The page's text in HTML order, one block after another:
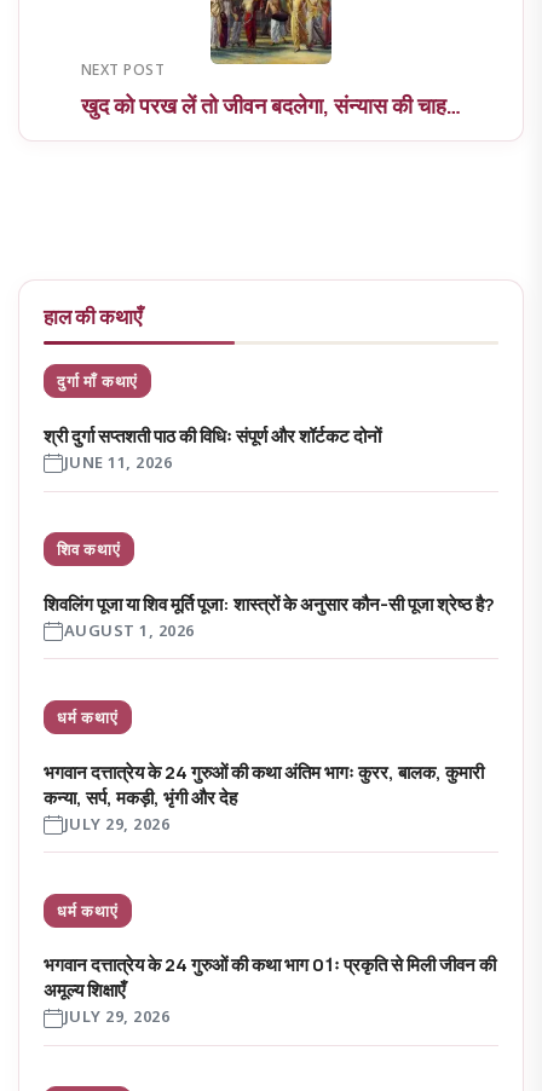
NEXT POST
खुद को परख लें तो जीवन बदलेगा, संन्यास की चाह…
हाल की कथाएँ
दुर्गा माँ कथाएं
श्री दुर्गा सप्तशती पाठ की विधिः संपूर्ण और शॉर्टकट दोनों
JUNE 11, 2026
शिव कथाएं
शिवलिंग पूजा या शिव मूर्ति पूजा: शास्त्रों के अनुसार कौन-सी पूजा श्रेष्ठ है?
AUGUST 1, 2026
धर्म कथाएं
भगवान दत्तात्रेय के 24 गुरुओं की कथा अंतिम भागः कुरर, बालक, कुमारी
कन्या, सर्प, मकड़ी, भृंगी और देह
JULY 29, 2026
धर्म कथाएं
भगवान दत्तात्रेय के 24 गुरुओं की कथा भाग 01ः प्रकृति से मिली जीवन की
अमूल्य शिक्षाएँ
JULY 29, 2026